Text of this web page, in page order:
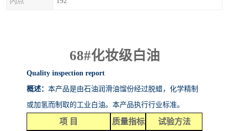
68#化妆级白油
Quality inspection report
概述： 本产品是由石油润滑油馏份经过脱蜡，化学精制
或加氢而制取的工业白油。本产品执行行业标准。
项 目 质量指标 试验方法